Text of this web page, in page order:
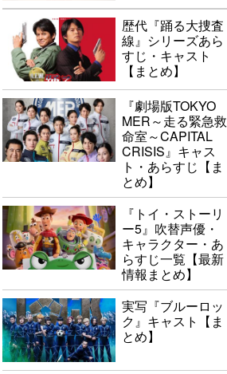
歴代『踊る大捜査
線』シリーズあら
すじ・キャスト
【まとめ】
『劇場版TOKYO
MER～走る緊急救
命室～CAPITAL
CRISIS』キャス
ト・あらすじ【ま
とめ】
『トイ・ストーリ
ー5』吹替声優・
キャラクター・あ
らすじ一覧【最新
情報まとめ】
実写『ブルーロッ
ク』キャスト【ま
とめ】